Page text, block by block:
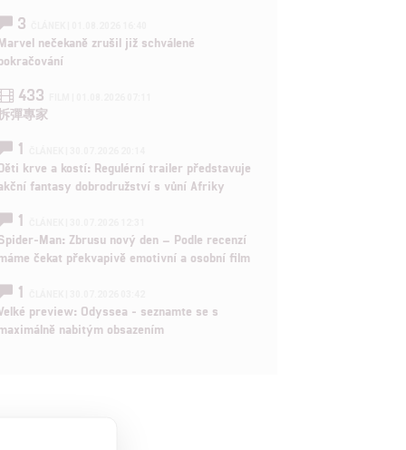
3
nečekaně zrušil již schválené
433
彈專家
1
krve a kostí: Regulérní trailer představuje
fantasy dobrodružství s vůní Afriky
1
Man: Zbrusu nový den – Podle recenzí
čekat překvapivě emotivní a osobní film
1
preview: Odyssea - seznamte se s
nabitým obsazením